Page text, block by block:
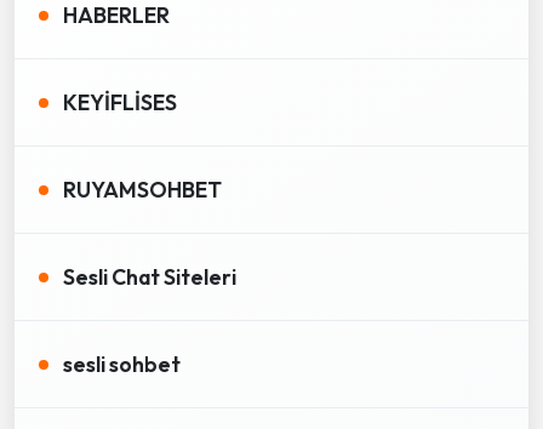
HABERLER
KEYİFLİSES
RUYAMSOHBET
Sesli Chat Siteleri
sesli sohbet